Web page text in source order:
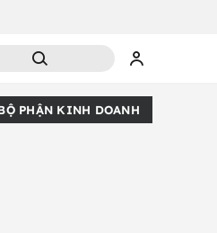
PHẬN KINH DOANH